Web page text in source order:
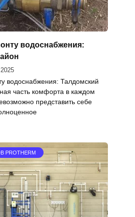
водоснабжения:
водоснабжения: Талдомский
часть комфорта в каждом
представить себе
PROTHERM